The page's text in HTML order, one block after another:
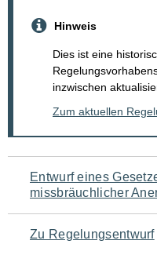
Hinweis
Dies ist eine
inzwischen
Zum aktuellen
Navigation
für
den
Entwurf eines
missbräuchlicher
Zu Regelungsentwurf